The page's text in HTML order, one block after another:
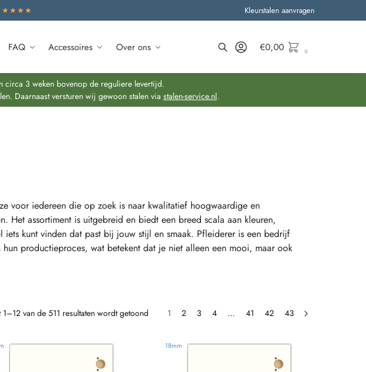
Kleurstalen aanvragen
FAQ Accessoires Over ons €0,00 0
circa 3 weken bovenop de reguliere levertijd.
Daarnaast versturen wij gewoon stalen via stalen-service.nl.
voor iedereen die op zoek is naar kwalitatief hoogwaardige en
Het assortiment is uitgebreid en biedt een breed scala aan kleuren,
kunt vinden dat past bij jouw stijl en smaak. Pfleiderer is een bedrijf
productieproces, wat betekent dat je niet alleen een mooi, maar ook
1–12 van de 511 resultaten wordt getoond 1 2 3 4 … 41 42 43
18mm